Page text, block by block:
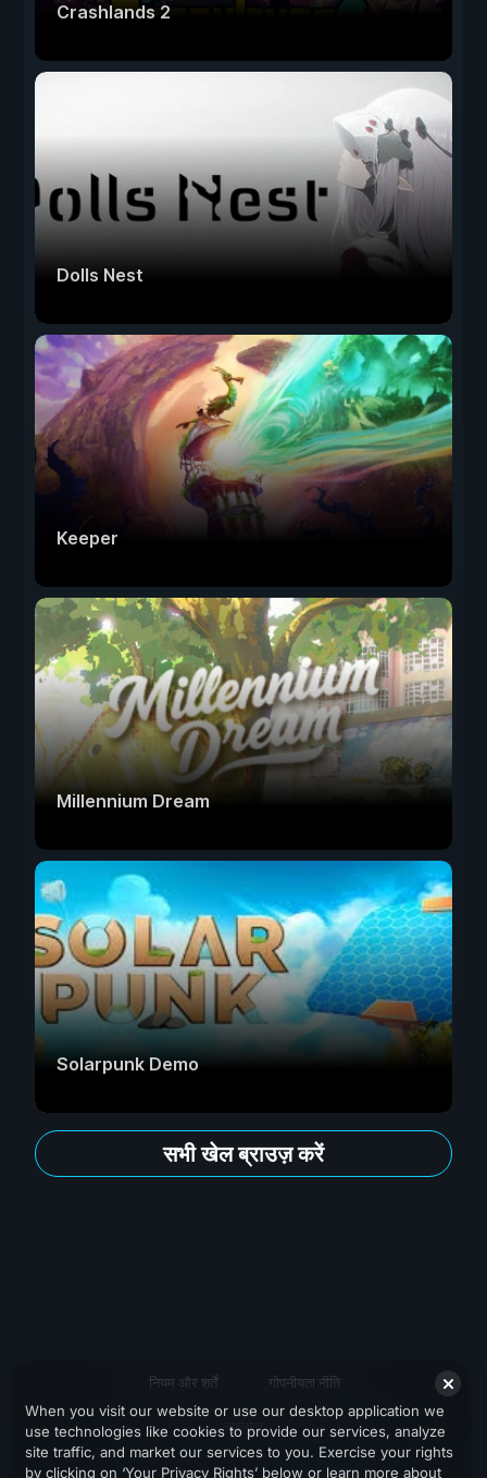
Crashlands 2
Dolls Nest
Keeper
Millennium Dream
Solarpunk Demo
सभी खेल ब्राउज़ करें
नियम और शर्तें गोपनीयता नीति
सहायता
When you visit our website or use our desktop application we
use technologies like cookies to provide our services, analyze
site traffic, and market our services to you. Exercise your rights
by clicking on ‘Your Privacy Rights’ below or learn more about